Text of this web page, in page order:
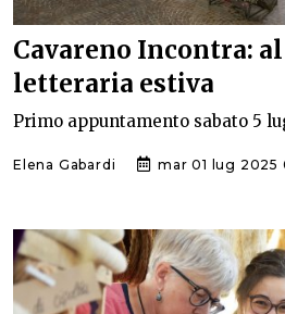
Cavareno Incontra:
letteraria estiva
Primo appuntamento sabato 5
Elena Gabardi mar 01 lug 2025